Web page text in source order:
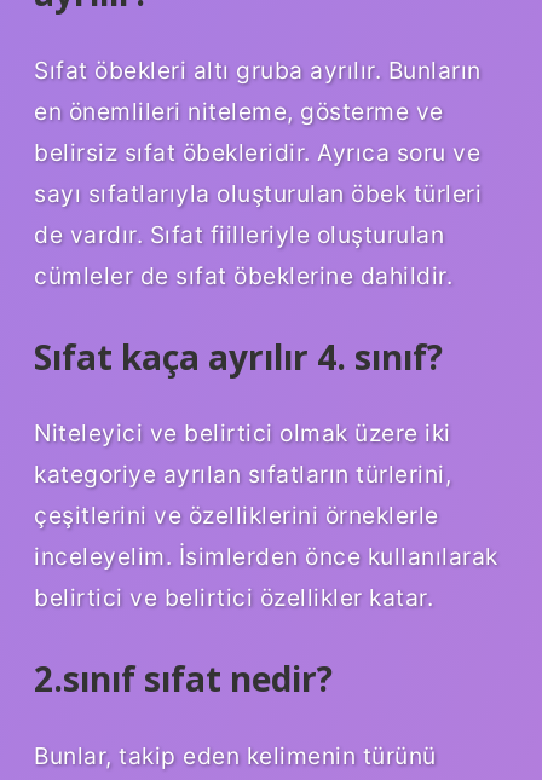
Sıfat öbekleri altı gruba ayrılır. Bunların
en önemlileri niteleme, gösterme ve
belirsiz sıfat öbekleridir. Ayrıca soru ve
sayı sıfatlarıyla oluşturulan öbek türleri
de vardır. Sıfat fiilleriyle oluşturulan
cümleler de sıfat öbeklerine dahildir.
Sıfat kaça ayrılır 4. sınıf?
Niteleyici ve belirtici olmak üzere iki
kategoriye ayrılan sıfatların türlerini,
çeşitlerini ve özelliklerini örneklerle
inceleyelim. İsimlerden önce kullanılarak
belirtici ve belirtici özellikler katar.
2.sınıf sıfat nedir?
Bunlar, takip eden kelimenin türünü